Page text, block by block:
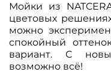
Мойки из
цветовых
можно
спокойный
вариант. С
возможно всё!